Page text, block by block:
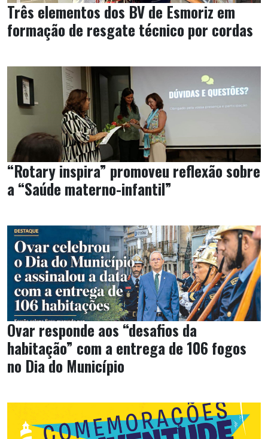
Três elementos dos BV de Esmoriz em
formação de resgate técnico por cordas
“Rotary inspira” promoveu reflexão sobre
a “Saúde materno-infantil”
Ovar responde aos “desafios da
habitação” com a entrega de 106 fogos
no Dia do Município